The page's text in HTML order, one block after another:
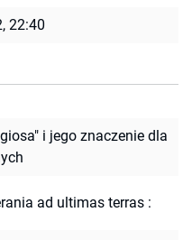
22:40
i jego znaczenie dla
ad ultimas terras :